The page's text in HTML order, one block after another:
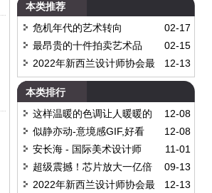
本类推荐
02-17
危机年代的艺术转向
02-15
最昂贵的十件拍卖艺术品
12-13
2022年新西兰设计师协会最
佳包装设计奖
本类排行
12-08
这样温暖的色调让人暖暖的
💗
12-08
似静亦动-意境感GIF,好看
11-01
安长海 - 国际美术设计师
09-13
超级震撼！芯片放大一亿倍
12-13
2022年新西兰设计师协会最